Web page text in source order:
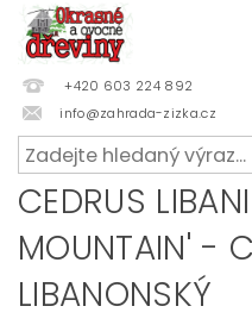
+420 603 224 892
info@zahrada-zizka.cz
CEDRUS
MOUNTAIN' -
LIBANONSKÝ